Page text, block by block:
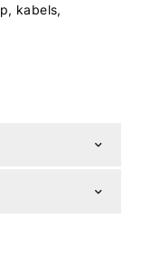
kabels,